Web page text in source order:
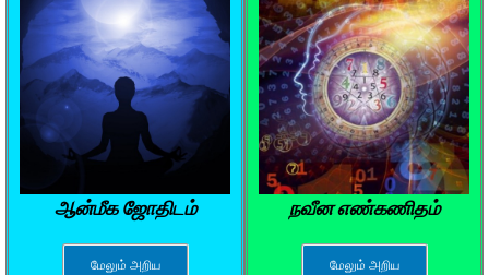
ஆன்மீக ஜோதிடம்
மேலும் அறிய
நவீன எண்கணிதம்
மேலும் அறிய